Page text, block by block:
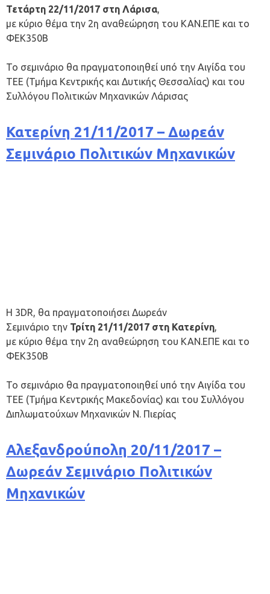
Τετάρτη 22/11/2017 στη Λάρισα,
με κύριο θέμα την 2η αναθεώρηση του ΚΑΝ.ΕΠΕ και το
ΦΕΚ350Β
Το σεμινάριο θα πραγματοποιηθεί υπό την Αιγίδα του
ΤΕΕ (Τμήμα Κεντρικής και Δυτικής Θεσσαλίας) και του
Συλλόγου Πολιτικών Μηχανικών Λάρισας
Κατερίνη 21/11/2017 – Δωρεάν
Σεμινάριο Πολιτικών Μηχανικών
Η 3DR, θα πραγματοποιήσει Δωρεάν
Σεμινάριο την Τρίτη 21/11/2017 στη Κατερίνη,
με κύριο θέμα την 2η αναθεώρηση του ΚΑΝ.ΕΠΕ και το
ΦΕΚ350Β
Το σεμινάριο θα πραγματοποιηθεί υπό την Αιγίδα του
ΤΕΕ (Τμήμα Κεντρικής Μακεδονίας) και του Συλλόγου
Διπλωματούχων Μηχανικών Ν. Πιερίας
Αλεξανδρούπολη 20/11/2017 –
Δωρεάν Σεμινάριο Πολιτικών
Μηχανικών